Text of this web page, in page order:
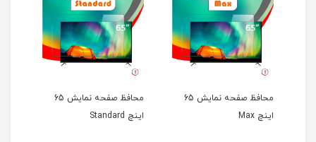
محافظ صفحه نمایش 65
اینچ Max
محافظ صفحه نمایش 65
اینچ Standard